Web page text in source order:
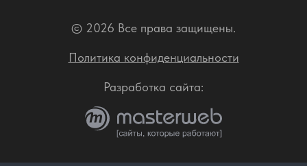
© 2026 Все права защищены.
Разработка сайта:
Политика конфиденциальности